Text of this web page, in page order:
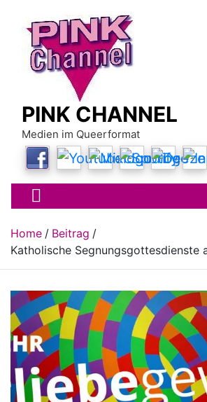
content
PINK CHANNEL
Medien im Queerformat
Home
Beitrag
Katholische Segnungsgottesdienste